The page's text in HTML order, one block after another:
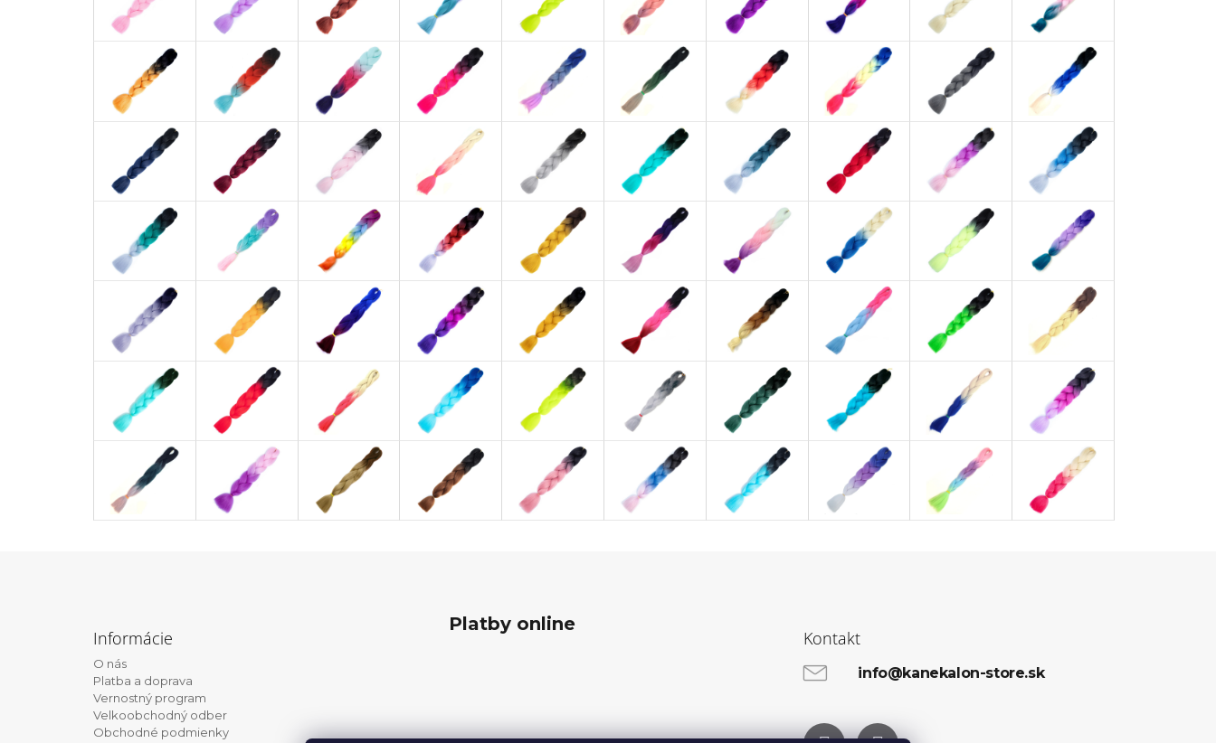
Informácie
O nás
Platba a doprava
Vernostný program
Velkoobchodný odber
Obchodné podmienky
Platby online
Kontakt
info@kanekalon-store.sk